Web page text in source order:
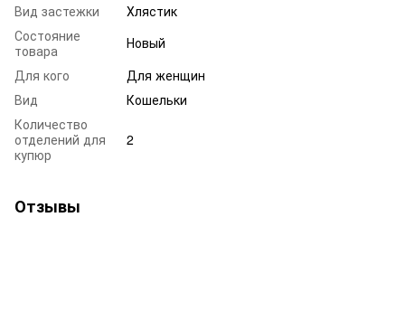
Вид застежки
Хлястик
Состояние
товара
Новый
Для кого
Для женщин
Вид
Кошельки
Количество
отделений для
купюр
2
Отзывы